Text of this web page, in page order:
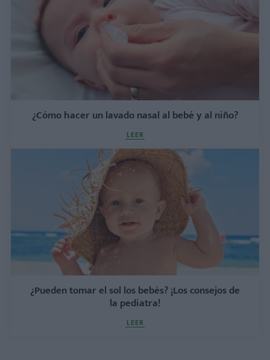
¿Cómo hacer un lavado nasal al bebé y al niño?
LEER
¿Pueden tomar el sol los bebés? ¡Los consejos de
la pediatra!
LEER